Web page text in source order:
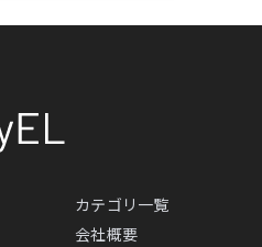
カテゴリ一覧
会社概要